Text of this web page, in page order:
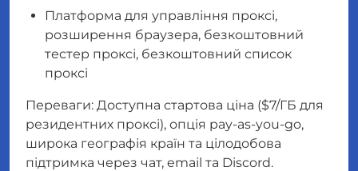
Платформа для управління проксі,
розширення браузера, безкоштовний
тестер проксі, безкоштовний список
проксі
Переваги: Доступна стартова ціна ($7/ГБ для
резидентних проксі), опція pay-as-you-go,
широка географія країн та цілодобова
підтримка через чат, email та Discord.